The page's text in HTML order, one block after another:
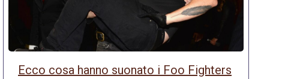
Ecco cosa hanno suonato i Foo Fighters